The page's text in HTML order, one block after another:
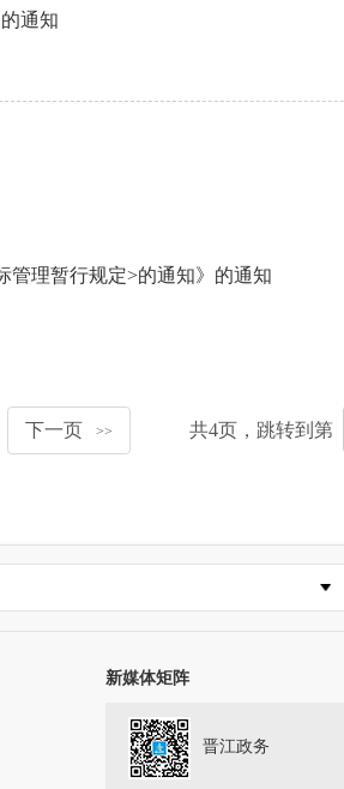
通知
管理暂行规定>的通知》的通知
下一页 >> 共4页，跳转到第
新媒体矩阵
晋江政务